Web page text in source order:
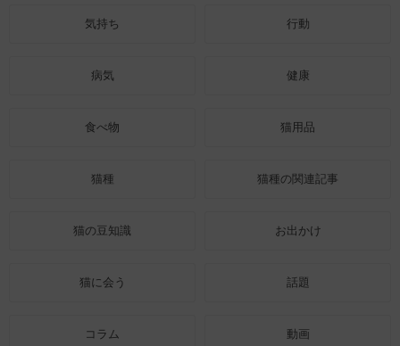
気持ち 行動
病気 健康
食べ物 猫用品
猫種 猫種の関連記事
猫の豆知識 お出かけ
猫に会う 話題
コラム 動画